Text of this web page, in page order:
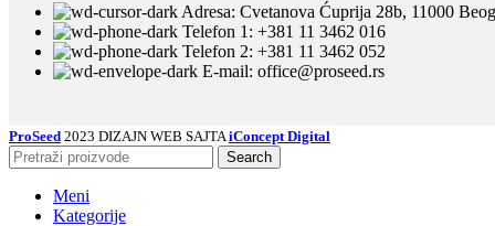
Adresa: Cvetanova Ćuprija 28b, 11000
Telefon 1: +381 11 3462 016
Telefon 2: +381 11 3462 052
E-mail: office@proseed.rs
ProSeed 2023 DIZAJN WEB SAJTA iConcept Digital
Search
Meni
Kategorije